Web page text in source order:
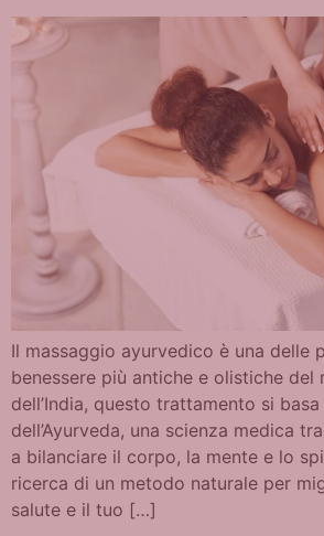
Il massaggio ayurvedico è una delle
benessere più antiche e olistiche del
dell’India, questo trattamento si
dell’Ayurveda, una scienza medica
a bilanciare il corpo, la mente e lo
ricerca di un metodo naturale per
salute e il tuo […]